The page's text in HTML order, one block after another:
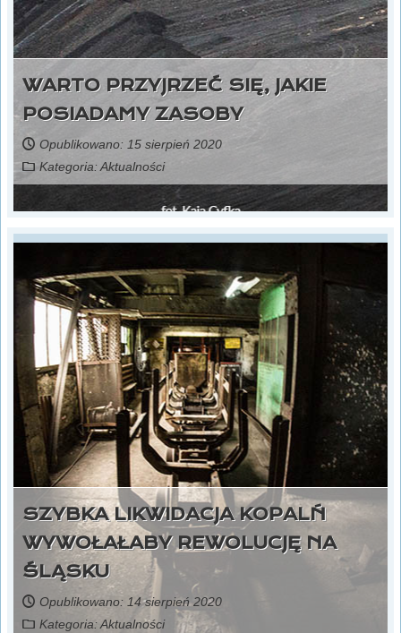
WARTO PRZYJRZEĆ SIĘ, JAKIE
POSIADAMY ZASOBY
Opublikowano: 15 sierpień 2020
Kategoria:Aktualności
SZYBKA LIKWIDACJA KOPALŃ
WYWOŁAŁABY REWOLUCJĘ NA
ŚLĄSKU
Opublikowano: 14 sierpień 2020
Kategoria:Aktualności